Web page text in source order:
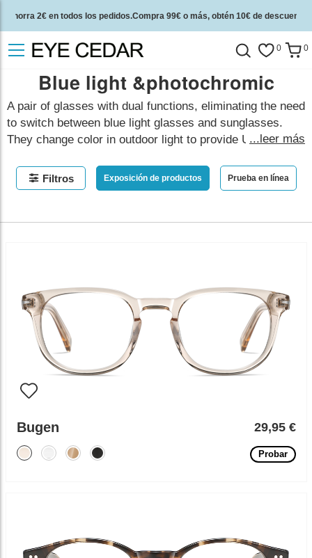
Ahorra 2€ en todos los pedidos.Compra 99€ o más, obtén 10€ de descuento.
2 años de garantía de calidad y 30 días de garantía de devolución del dinero.
0 0
Blue light &photochromic
A pair of glasses with dual functions, eliminating the need
to switch between blue light glasses and sunglasses.
They change color in outdoor light to provide UV
blue light protection. The lenses are available in a variety
of colors, including gray, brown, blue, purple, and pink.
technology, you get the functionality of two lenses for the
...leer más
Filtros Exposición de productos Prueba en línea
Bugen 29,95 €
Probar